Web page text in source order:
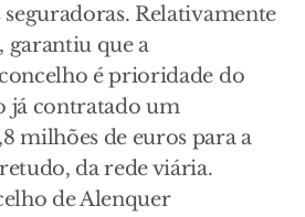
seguradoras. Relativamente
garantiu que a
é prioridade do
já contratado um
milhões de euros para a
da rede viária.
de Alenquer